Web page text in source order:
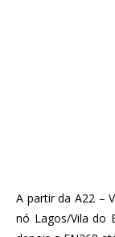
A partir da A22 –
nó Lagos/Vila do